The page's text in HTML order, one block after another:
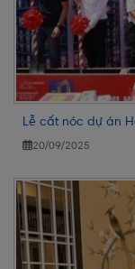
Lễ cất nóc dự án
20/09/2025